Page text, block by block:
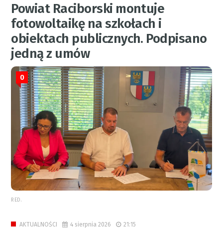
Powiat Raciborski montuje
fotowoltaikę na szkołach i
obiektach publicznych. Podpisano
jedną z umów
0
RED.
AKTUALNOŚCI 4 sierpnia 2026 21:15